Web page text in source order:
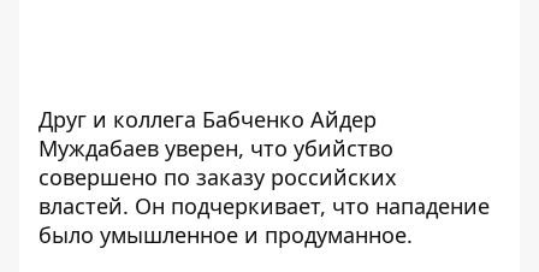
Друг и коллега Бабченко Айдер
Муждабаев уверен, что убийство
совершено по заказу российских
властей. Он подчеркивает, что нападение
было умышленное и продуманное.